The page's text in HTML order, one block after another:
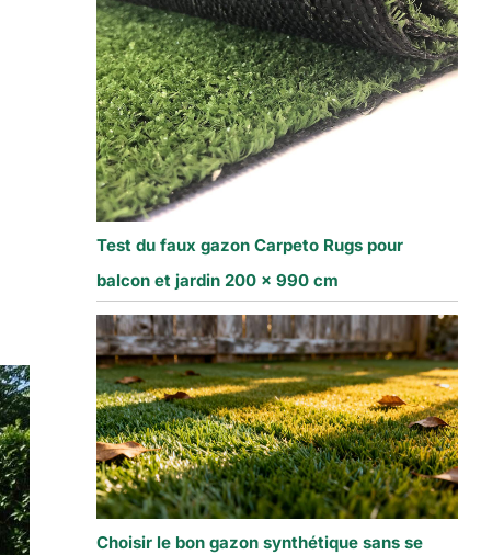
Test du faux gazon Carpeto Rugs pour
balcon et jardin 200 x 990 cm
Choisir le bon gazon synthétique sans se